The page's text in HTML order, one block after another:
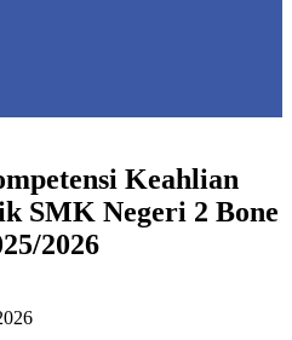
Keahlian
SMK Negeri 2 Bone
2026